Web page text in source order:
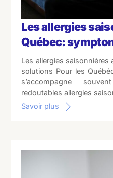
Les allergies
Québec:
Les allergies
solutions Pour les
s’accompagne
redoutables allergies
Savoir plus